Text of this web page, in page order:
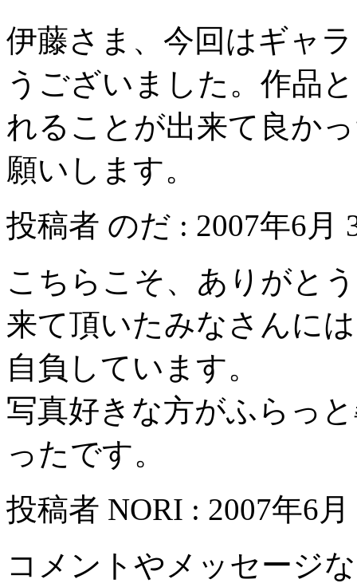
伊藤さま、今回はギャ
うございました。作品
れることが出来て良か
願いします。
投稿者 のだ : 2007年6月
こちらこそ、ありがと
来て頂いたみなさんに
自負しています。
写真好きな方がふらっ
ったです。
投稿者 NORI : 2007年6月
コメントやメッセージ